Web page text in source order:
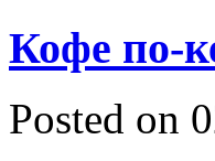
Кофе по-
Posted on